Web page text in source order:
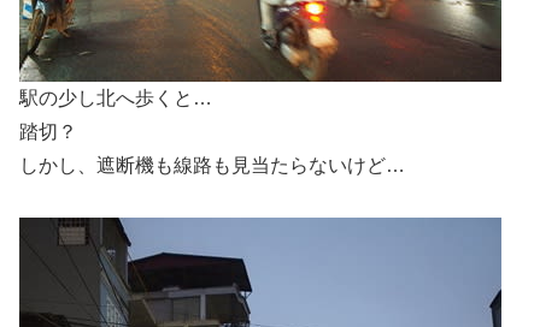
駅の少し北へ歩くと…
踏切？
しかし、遮断機も線路も見当たらないけど…